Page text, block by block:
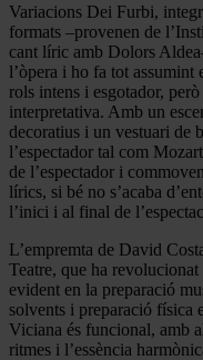
Variacions Dei Furbi,
formats –provenen de
cant líric amb Dolors
l’òpera i ho fa tot assumint
rols intens i esgotador,
interpretativa. Amb un
decoratius i un vestuari de
l’espectador tal com
de l’espectador i
lírics, si bé no s’acaba
l’inici i al final de
L’empremta de David
Teatre, que ha revolucionat
evident en la preparació
solvents i preparació física
Viciana és funcional, amb
ritmes i l’essència